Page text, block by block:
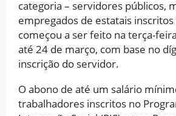
categoria – servidores públicos,
empregados de estatais inscritos
começou a ser feito na terça-
até 24 de março, com base no
inscrição do servidor.
O abono de até um salário
trabalhadores inscritos no